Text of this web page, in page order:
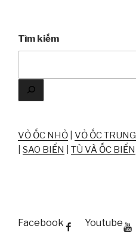
Tìm kiếm
VỎ ỐC NHỎ VỎ ỐC TRUNG
SAO BIỂN TÙ VÀ ỐC BIỂN
Facebook Youtube